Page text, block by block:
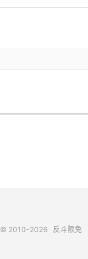
© 2010-2026 反斗限免